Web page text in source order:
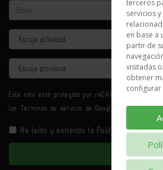
Email
Actividad
Provincia
Este sitio está protegido por reCAPTCHA y se
los Términos de servicio de Google.
He leído y entiendo la Política de
Enviar
terceros
servicios
en base a
partir de
visitadas
obtener
configurar